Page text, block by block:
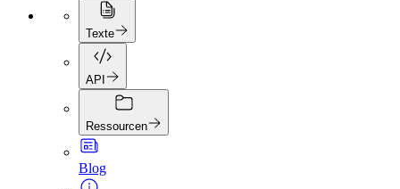
Texte
API
Ressourcen
Blog